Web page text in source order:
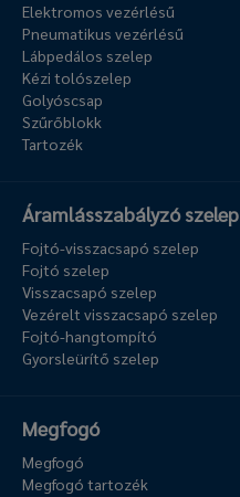
Elektromos vezérlésű
Pneumatikus vezérlésű
Lábpedálos szelep
Kézi tolószelep
Golyóscsap
Szűrőblokk
Tartozék
Áramlásszabályzó szelep
Fojtó-visszacsapó szelep
Fojtó szelep
Visszacsapó szelep
Vezérelt visszacsapó szelep
Fojtó-hangtompító
Gyorsleürítő szelep
Megfogó
Megfogó
Megfogó tartozék